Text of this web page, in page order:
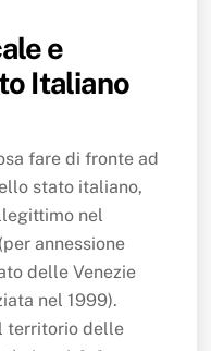
e
Italiano
fare di fronte ad
stato italiano,
nel
annessione
delle Venezie
nel 1999).
territorio delle